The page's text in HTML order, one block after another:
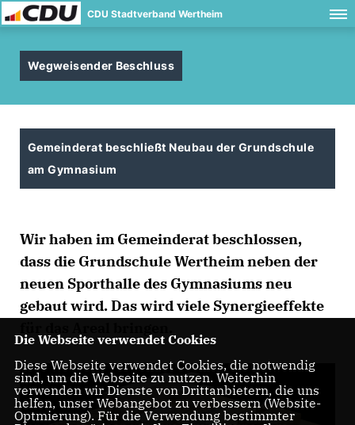
CDU Stadtverband Wertheim
Wegweisender Beschluss
Gemeinderat beschließt Neubau der Grundschule
am Gymnasium
Wir haben im Gemeinderat beschlossen,
dass die Grundschule Wertheim neben der
neuen Sporthalle des Gymnasiums neu
gebaut wird. Das wird viele Synergieeffekte
Die Webseite verwendet Cookies
Diese Webseite verwendet Cookies, die notwendig
sind, um die Webseite zu nutzen. Weiterhin
verwenden wir Dienste von Drittanbietern, die uns
helfen, unser Webangebot zu verbessern (Website-
Optmierung). Für die Verwendung bestimmter